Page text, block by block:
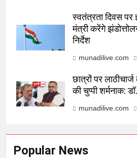
स्वतंत्रता दिवस
मंत्री करेंगे
निर्देश
munadilive.com
छात्रों पर
की चुप्पी शर्मनाक:
munadilive.com
Popular News